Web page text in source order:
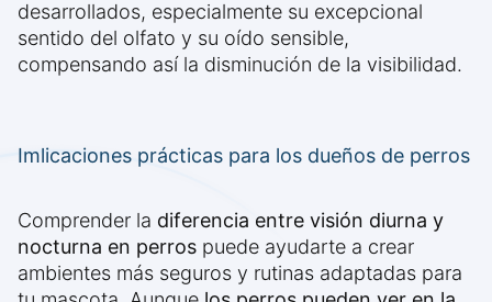
desarrollados, especialmente su excepcional
sentido del olfato y su oído sensible,
compensando así la disminución de la visibilidad.
Imlicaciones prácticas para los dueños de perros
Comprender la diferencia entre visión diurna y
nocturna en perros puede ayudarte a crear
ambientes más seguros y rutinas adaptadas para